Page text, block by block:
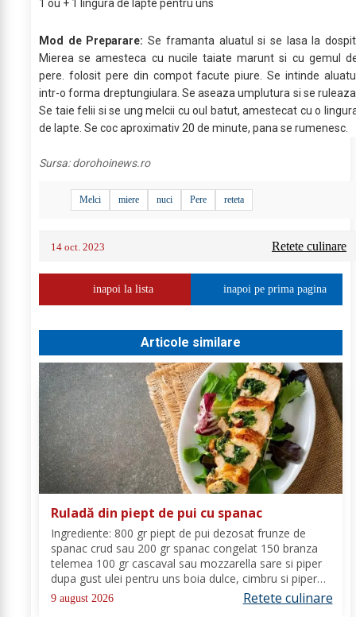
1 ou + 1 lingura de lapte pentru uns
Mod de Preparare:Se framanta aluatul si se lasa la
Mierea se amesteca cu nucile taiate marunt si cu gemul
pere. folosit pere din compot facute piure. Se intinde
intr-o forma dreptungiulara. Se aseaza umplutura si se
Se taie felii si se ung melcii cu oul batut, amestecat cu o
de lapte. Se coc aproximativ 20 de minute, pana se rumenesc.
Sursa:dorohoinews.ro
Melci miere nuci Pere reteta
14 oct. 2023 Retete culinare
inapoi la lista inapoi pe prima pagina
Articole similare
Ruladă din piept de pui cu spanac
Ingrediente: 800 gr piept de pui dezosat frunze de
spanac crud sau 200 gr spanac congelat 150 branza
telemea 100 gr cascaval sau mozzarella sare si piper
dupa gust ulei pentru uns boia dulce, cimbru si piper
alb pentru crusta vin alb (150 ml) Mod de Preparare:
Spalam carnea si o tamponam cu un...
9 august 2026 Retete culinare